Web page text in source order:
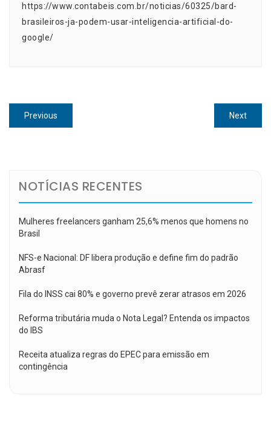
https://www.contabeis.com.br/noticias/60325/bard-
brasileiros-ja-podem-usar-inteligencia-artificial-do-
google/
Navegação
de
Previous
post:
NextNext
post:
NOTÍCIAS RECENTES
Mulheres freelancers ganham 25,6% menos que homens no
Brasil
NFS-e Nacional: DF libera produção e define fim do padrão
Abrasf
Fila do INSS cai 80% e governo prevê zerar atrasos em 2026
Reforma tributária muda o Nota Legal? Entenda os impactos
do IBS
Receita atualiza regras do EPEC para emissão em
contingência